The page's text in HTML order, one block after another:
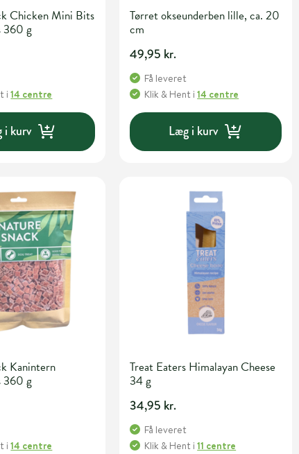
Chicken Mini Bits
360 g
i14 centre
i kurv
Tørret okseunderben lille, ca. 20
cm
49,95 kr.
Få leveret
Klik & Hent i14 centre
Læg i kurv
Kanintern
360 g
i14 centre
Treat Eaters Himalayan Cheese
34 g
34,95 kr.
Få leveret
Klik & Hent i11 centre